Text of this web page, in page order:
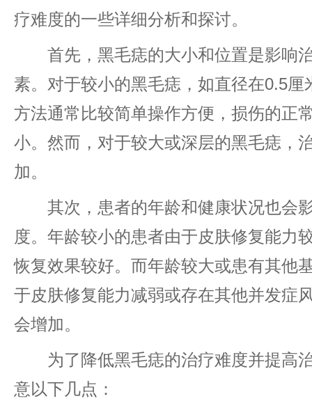
疗难度的一些详细分析和探讨。
首先，黑毛痣的大小和位置是影响
素。对于较小的黑毛痣，如直径在0.5厘
方法通常比较简单操作方便，损伤的正
小。然而，对于较大或深层的黑毛痣，
加。
其次，患者的年龄和健康状况也会
度。年龄较小的患者由于皮肤修复能力
恢复效果较好。而年龄较大或患有其他
于皮肤修复能力减弱或存在其他并发症
会增加。
为了降低黑毛痣的治疗难度并提高
意以下几点：